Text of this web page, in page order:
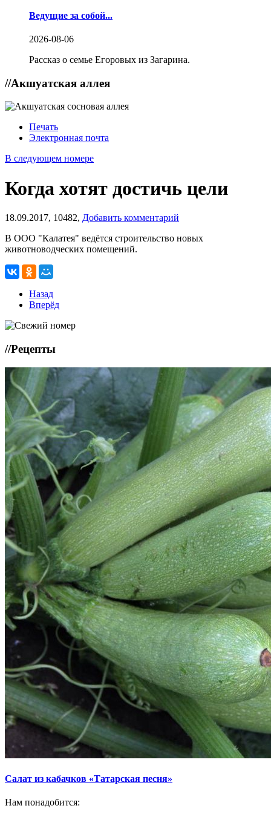
Ведущие за собой...
2026-08-06
Рассказ о семье Егоровых из Загарина.
//Акшуатская аллея
Печать
Электронная почта
В следующем номере
Когда хотят достичь цели
18.09.2017, 10482, Добавить комментарий
В ООО "Калатея" ведётся строительство новых
животноводческих помещений.
Назад
Вперёд
//Рецепты
Салат из кабачков «Татарская песня»
Нам понадобится: